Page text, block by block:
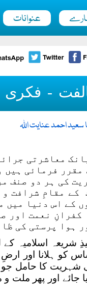
عنوانات
- فکری
سعید احمد عنایت اللہ
معاشرتی
فرمائی
کی ہر دو صنف
مقامِ شرافت
کے اس دنیا میں
نعمت اور
ہوا پرستی کی
شریعہ اسلامیہ
کو ہلانا اور
شہریت کا حامل
اور پھر ملت و